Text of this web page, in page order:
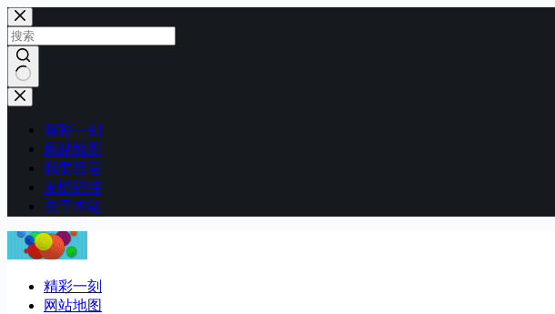
跳
至
内
容
无
精彩一刻
网站地图
我要留言
友情链接
关于本站
精彩一刻
网站地图